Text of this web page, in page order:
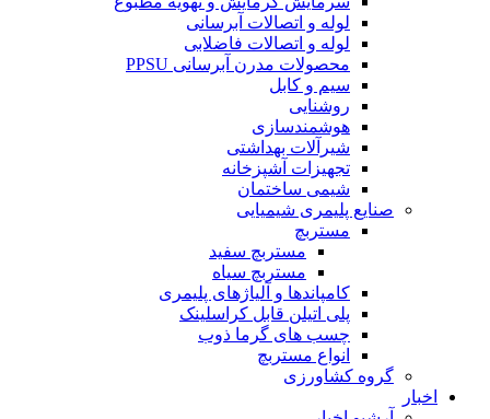
لوله و اتصالات آبرسانی
لوله و اتصالات فاضلابی
محصولات مدرن آبرسانی PPSU
سیم و کابل
روشنایی
هوشمندسازی
شیرآلات بهداشتی
تجهیزات آشپزخانه
شیمی ساختمان
صنایع پلیمری شیمیایی
مستربچ
مستربچ سفید
مستربچ سیاه
کامپاندها و آلیاژهای پلیمری
پلی اتیلن قابل کراسلینک
چسب های گرما ذوب
انواع مستربچ
گروه کشاورزی
اخبار